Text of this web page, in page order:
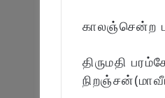
காலஞ்சென்ற
திருமதி